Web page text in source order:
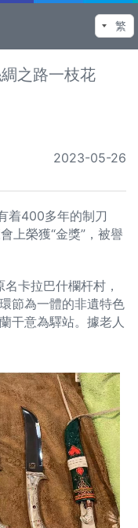
之路一枝花
2023-05-26
着400多年的制刀
上榮獲“金獎”，被譽
卡拉巴什欄杆村，
節為一體的非遺特色
干意為驛站。據老人